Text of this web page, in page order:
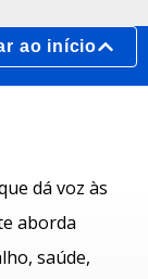
ao início
dá voz às
aborda
saúde,